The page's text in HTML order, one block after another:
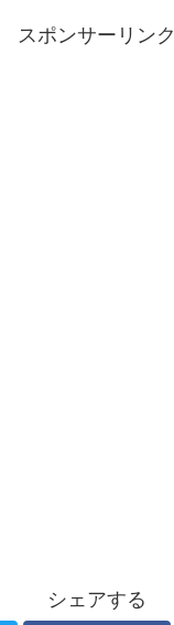
スポンサーリンク
シェアする